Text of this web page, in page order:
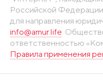
Российской
для направления
info@amur.life.
ответственностью
Правила применения